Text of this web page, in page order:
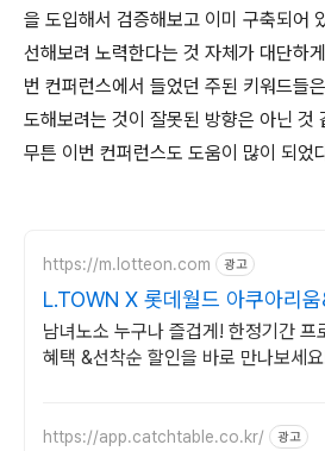
을 도입해서 검증해보고 이미 구축되어
선해보려 노력한다는 것 자체가 대단하
번 컨퍼런스에서 들었던 주된 키워드들
도해보려는 것이 잘못된 방향은 아닌 것
무튼 이번 컨퍼런스도 도움이 많이 되었
https://m.lotteon.com 광고
L.TOWN X 롯데월드 아쿠아리움
울스카이 특가
남녀노소 누구나 즐겁게! 한정기간 프
혜택 &선착순 할인을 바로 만나보세
https://app.catchtable.co.kr/ 광고